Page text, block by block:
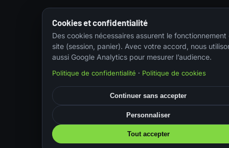
Cookies et confidentialité
Des cookies nécessaires assurent le fonctionnement
site (session, panier). Avec votre accord, nous
aussi Google Analytics pour mesurer l’audience.
Politique de confidentialité · Politique de cookies
Continuer sans accepter
Personnaliser
Tout accepter